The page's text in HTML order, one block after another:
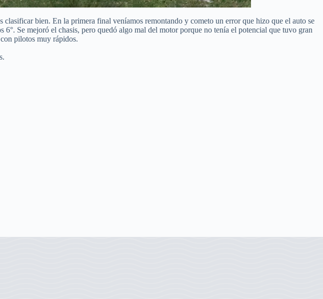
bien. En la primera final veníamos remontando y cometo un error que hizo que el auto se
Se mejoró el chasis, pero quedó algo mal del motor porque no tenía el potencial que tuvo gran
pilotos muy rápidos.